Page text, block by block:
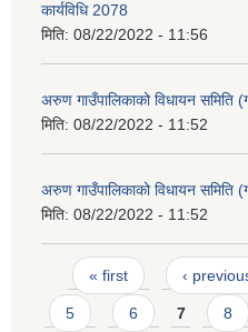
कार्यविधि 2078
मिति: 08/22/2022 - 11:56
अरुण गाउँपालिकाको विधायन समिति
मिति: 08/22/2022 - 11:52
अरुण गाउँपालिकाको विधायन समिति
मिति: 08/22/2022 - 11:52
Pages
« first ‹
5 6 7 8